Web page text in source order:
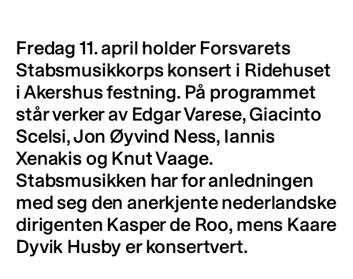
Fredag 11. april holder Forsvarets
Stabsmusikkorps konsert i Ridehuset
i Akershus festning. På programmet
står verker av Edgar Varese, Giacinto
Scelsi, Jon Øyvind Ness, Iannis
Xenakis og Knut Vaage.
Stabsmusikken har for anledningen
med seg den anerkjente nederlandske
dirigenten Kasper de Roo, mens Kaare
Dyvik Husby er konsertvert.